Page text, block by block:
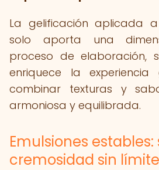
La gelificación aplicada
solo aporta una
proceso de elaboración,
enriquece la experiencia
combinar texturas y
armoniosa y equilibrada.
Emulsiones
cremosidad sin